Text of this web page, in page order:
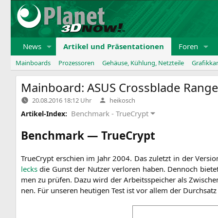
Zum
Inhalt
springen
News Artikel und Präsentationen Foren
Mainboards Prozessoren Gehäuse, Kühlung, Netzteile
Mainboard: ASUS Crossblade
20.08.2016 18:12 Uhr Verfasst
von
heikosch
Artikel-Index: Benchmark - TrueCrypt
Benchmark — TrueCrypt
True­Crypt erschien im Jahr 2004. Das zuletzt in der
lecks die Gunst der Nut­zer ver­lo­ren haben. Den­noch
men zu prü­fen. Dazu wird der Arbeits­spei­cher als
nen. Für unse­ren heu­ti­gen Test ist vor allem der